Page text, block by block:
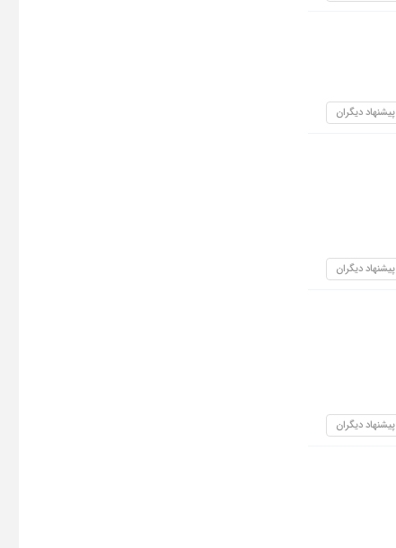
پیشنهاد دیگران
پیشنهاد دیگران
پیشنهاد دیگران